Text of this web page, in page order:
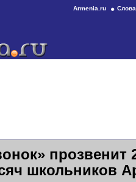
Armenia.ru
прозвенит
школьников